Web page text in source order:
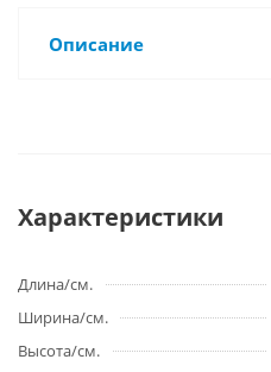
Описание
Характеристики
Длина/см.
Ширина/см.
Высота/см.